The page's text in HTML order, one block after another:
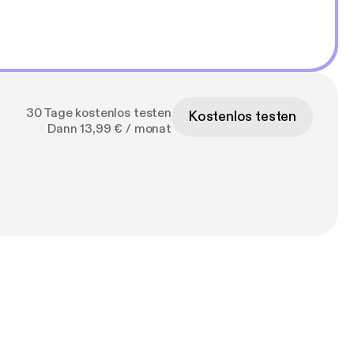
30 Tage kostenlos testen
Dann 13,99 € / monat
Kostenlos testen